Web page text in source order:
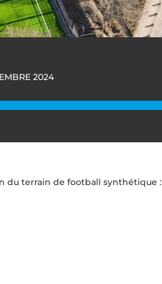
2024
du terrain de football synthétique :